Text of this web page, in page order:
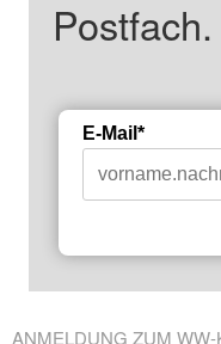
Postfach.
E-Mail*
ANMELDUNG ZUM